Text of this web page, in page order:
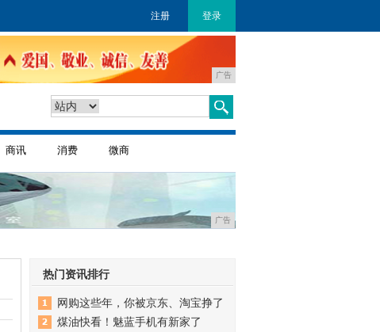
注册 登录
广告
商讯 消费 微商
广告
热门资讯排行
网购这些年，你被京东、淘宝挣了
煤油快看！魅蓝手机有新家了